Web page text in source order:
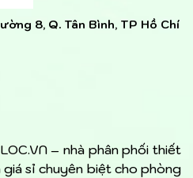
8, Q. Tân Bình, TP Hồ Chí
– nhà phân phối thiết
sỉ chuyên biệt cho phòng